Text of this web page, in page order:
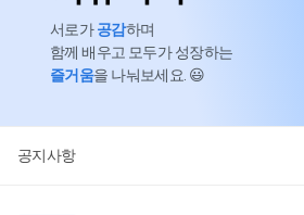
서로가공감하며
함께 배우고 모두가 성장하는
즐거움을 나눠보세요. 😃
공지사항